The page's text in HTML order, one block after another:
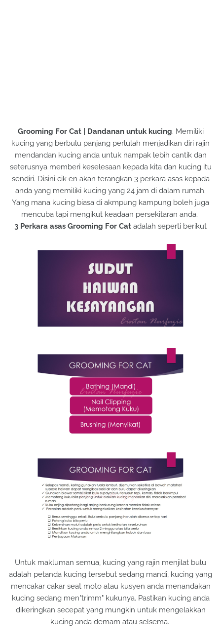
Grooming For Cat | Dandanan untuk kucing. Memiliki
kucing yang berbulu panjang perlulah menjadikan diri rajin
mendandan kucing anda untuk nampak lebih cantik dan
seterusnya memberi keselesaan kepada kita dan kucing itu
sendiri. Disini cik en akan terangkan 3 perkara asas kepada
anda yang memiliki kucing yang 24 jam di dalam rumah.
Yang mana kucing biasa di akmpung kampung boleh juga
mencuba tapi mengikut keadaan persekitaran anda.
3 Perkara asas Grooming For Cat adalah seperti berikut
Untuk makluman semua, kucing yang rajin menjilat bulu
adalah petanda kucing tersebut sedang mandi, kucing yang
mencakar cakar seat moto atau kusyen anda menandakan
kucing sedang men"trimm" kukunya. Pastikan kucing anda
dikeringkan secepat yang mungkin untuk mengelakkan
kucing anda demam atau selsema.